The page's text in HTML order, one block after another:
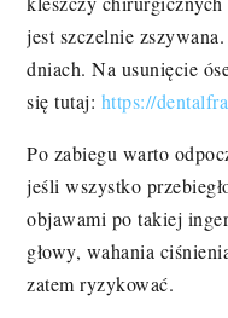
jest szczelnie
dniach. Na usunięcie
się tutaj: https://
Po zabiegu warto
jeśli wszystko
objawami po takiej
głowy, wahania
zatem ryzykować.